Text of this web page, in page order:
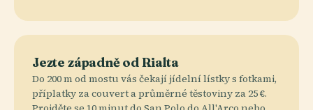
Jezte západně od Rialta
Do 200 m od mostu vás čekají jídelní lístky s fotkami,
příplatky za couvert a průměrné těstoviny za 25 €.